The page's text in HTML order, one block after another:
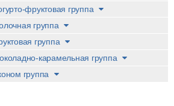
фруктовая группа
группа
группа
карамельная группа
группа